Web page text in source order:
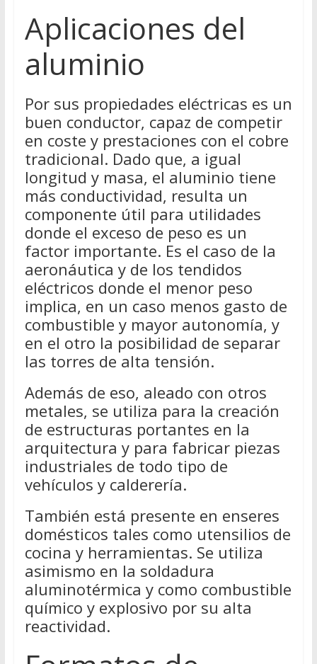
Aplicaciones del
aluminio
Por sus propiedades eléctricas es un
buen conductor, capaz de competir
en coste y prestaciones con el cobre
tradicional. Dado que, a igual
longitud y masa, el aluminio tiene
más conductividad, resulta un
componente útil para utilidades
donde el exceso de peso es un
factor importante. Es el caso de la
aeronáutica y de los tendidos
eléctricos donde el menor peso
implica, en un caso menos gasto de
combustible y mayor autonomía, y
en el otro la posibilidad de separar
las torres de alta tensión.
Además de eso, aleado con otros
metales, se utiliza para la creación
de estructuras portantes en la
arquitectura y para fabricar piezas
industriales de todo tipo de
vehículos y calderería.
También está presente en enseres
domésticos tales como utensilios de
cocina y herramientas. Se utiliza
asimismo en la soldadura
aluminotérmica y como combustible
químico y explosivo por su alta
reactividad.